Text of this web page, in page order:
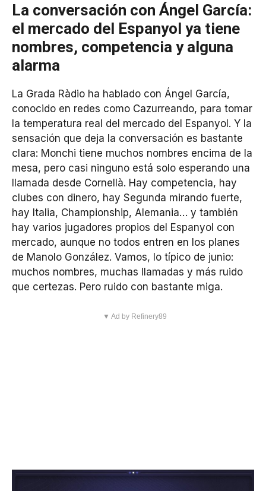
La conversación con Ángel García:
el mercado del Espanyol ya tiene
nombres, competencia y alguna
alarma
La Grada Ràdio ha hablado con Ángel García,
conocido en redes como Cazurreando, para tomar
la temperatura real del mercado del Espanyol. Y la
sensación que deja la conversación es bastante
clara: Monchi tiene muchos nombres encima de la
mesa, pero casi ninguno está solo esperando una
llamada desde Cornellà. Hay competencia, hay
clubes con dinero, hay Segunda mirando fuerte,
hay Italia, Championship, Alemania… y también
hay varios jugadores propios del Espanyol con
mercado, aunque no todos entren en los planes
de Manolo González. Vamos, lo típico de junio:
muchos nombres, muchas llamadas y más ruido
que certezas. Pero ruido con bastante miga.
▼ Ad by Refinery89